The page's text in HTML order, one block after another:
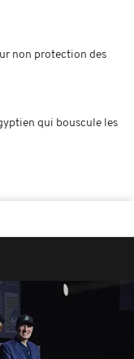
non protection des
qui bouscule les